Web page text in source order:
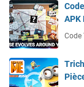
APK
Code